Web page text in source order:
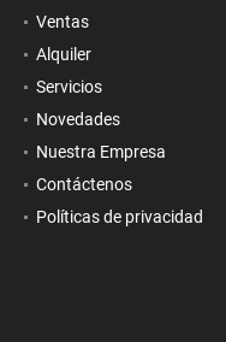
Ventas
Alquiler
Servicios
Novedades
Nuestra Empresa
Contáctenos
Políticas de privacidad